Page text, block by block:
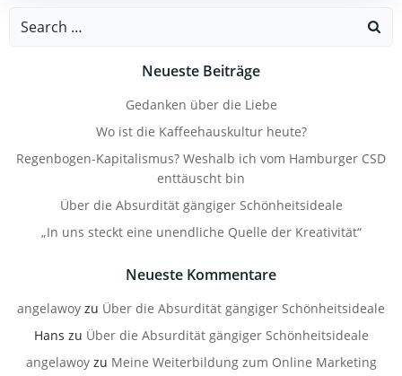
Search
Neueste Beiträge
Gedanken über die Liebe
Wo ist die Kaffeehauskultur heute?
Regenbogen-Kapitalismus? Weshalb ich vom Hamburger CSD
enttäuscht bin
Über die Absurdität gängiger Schönheitsideale
„In uns steckt eine unendliche Quelle der Kreativität“
Neueste Kommentare
angelawoy zu Über die Absurdität gängiger Schönheitsideale
Hans zu Über die Absurdität gängiger Schönheitsideale
angelawoyzu Meine Weiterbildung zum Online Marketing